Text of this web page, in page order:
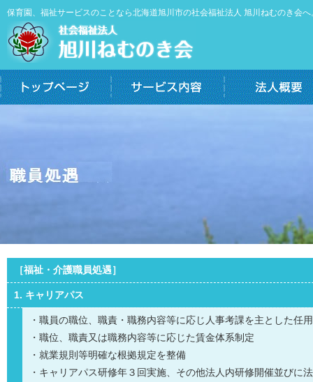
保育園、福祉サービスのことなら北海道旭川市の社会福祉法人 旭川ねむのき会へ
［福祉・介護職員処遇］
1. キャリアパス
・職員の職位、職責・職務内容等に応じ人事考課を主とした任用
・職位、職責又は職務内容等に応じた賃金体系制定
・就業規則等明確な根拠規定を整備
・キャリアパス研修年３回実施、その他法人内研修開催並びに